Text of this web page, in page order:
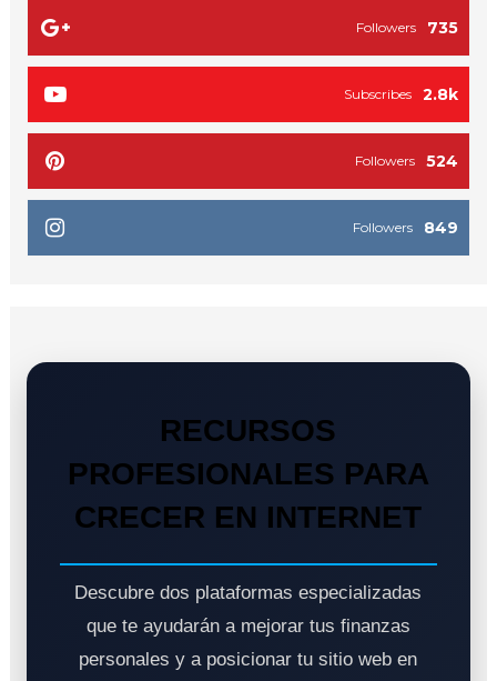
735
Followers
2.8k
Subscribes
524
Followers
849
Followers
RECURSOS
PROFESIONALES PARA
CRECER EN INTERNET
Descubre dos plataformas especializadas
que te ayudarán a mejorar tus finanzas
personales y a posicionar tu sitio web en